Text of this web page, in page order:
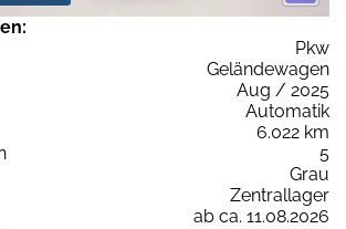
Pkw
Geländewagen
Aug / 2025
Automatik
6.022 km
5
Grau
Zentrallager
ab ca. 11.08.2026